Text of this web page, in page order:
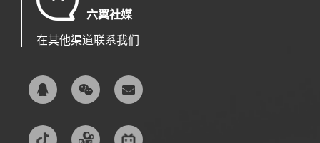
六翼社媒
在其他渠道联系我们